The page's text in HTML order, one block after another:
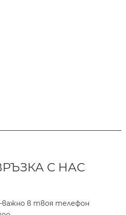
С НАС
важно в твоя телефон